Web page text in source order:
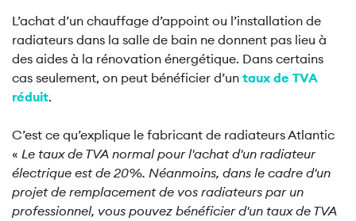
L’achat d’un chauffage d’appoint ou l’installation de
radiateurs dans la salle de bain ne donnent pas lieu à
des aides à la rénovation énergétique. Dans certains
cas seulement, on peut bénéficier d’un taux de TVA
réduit.
C’est ce qu’explique le fabricant de radiateurs Atlantic
« Le taux de TVA normal pour l'achat d'un radiateur
électrique est de 20%. Néanmoins, dans le cadre d'un
projet de remplacement de vos radiateurs par un
professionnel, vous pouvez bénéficier d'un taux de TVA